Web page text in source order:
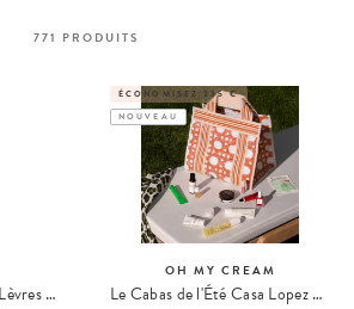
771 PRODUITS
Balm Amour Baume à Lèvres Teinté
ÉCONOMISEZ 235 €
NOUVEAU
OH MY CREAM
Le Cabas de l'Été Casa Lopez x Oh My Cream